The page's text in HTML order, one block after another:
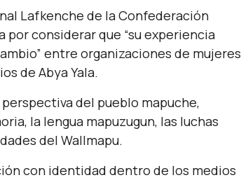
Lafkenche de la Confederación
por considerar que “su experiencia
entre organizaciones de mujeres
de Abya Yala.
del pueblo mapuche,
la lengua mapuzugun, las luchas
del Wallmapu.
con identidad dentro de los medios